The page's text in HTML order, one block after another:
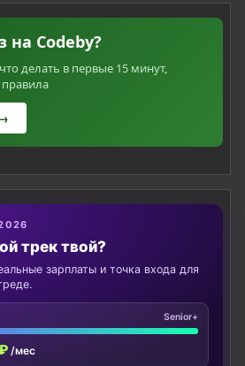
на Codeby?
делать в первые 15 минут,
трек твой?
зарплаты и точка входа для
Senior+
/мес